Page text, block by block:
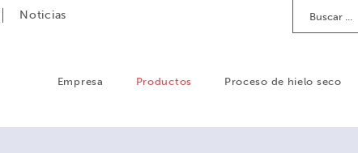
Noticias
Empresa Productos Proceso de hielo seco